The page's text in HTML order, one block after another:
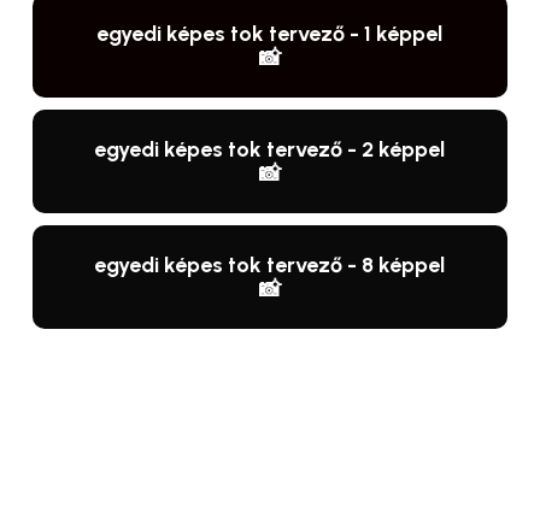
egyedi képes tok tervező - 1 képpel
📸
egyedi képes tok tervező - 2 képpel
📸
egyedi képes tok tervező - 8 képpel
📸